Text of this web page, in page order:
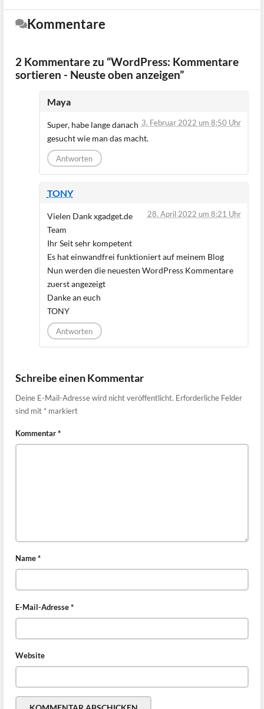
Kommentare
2 Kommentare zu “WordPress: Kommentare
sortieren - Neuste oben anzeigen”
Maya
3. Februar 2022 um 8:50 Uhr
Super, habe lange danach
gesucht wie man das macht.
Antworten
TONY
28. April 2022 um 8:21 Uhr
Vielen Dank xgadget.de
Team
Ihr Seit sehr kompetent
Es hat einwandfrei funktioniert auf meinem Blog
Nun werden die neuesten WordPress Kommentare
zuerst angezeigt
Danke an euch
TONY
Antworten
Schreibe einen Kommentar
Deine E-Mail-Adresse wird nicht veröffentlicht. Erforderliche Felder
sind mit * markiert
Kommentar*
Name*
E-Mail-Adresse*
Website